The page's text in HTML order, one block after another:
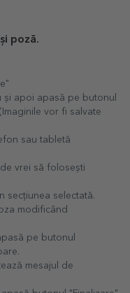
poză.
și apoi apasă pe butonul
vor fi salvate
sau tabletă
vrei să folosești
secțiunea selectată.
modificând
pe butonul
mesajul de